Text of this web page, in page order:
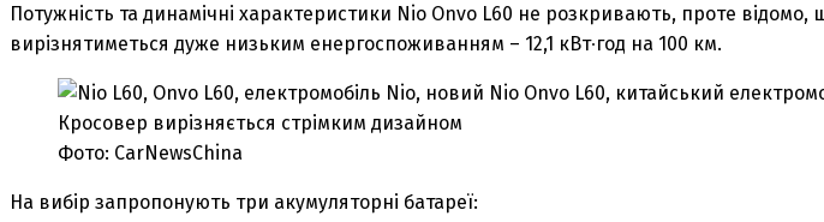
Потужність та динамічні характеристики Nio Onvo L60 не розкривають, проте відомо,
вирізнятиметься дуже низьким енергоспоживанням – 12,1 кВт∙год на 100 км.
Кросовер вирізняється стрімким дизайном
Фото: CarNewsChina
На вибір запропонують три акумуляторні батареї: